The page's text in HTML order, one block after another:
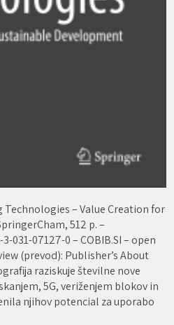
– Value Creation for
512 p. –
07127-0 – COBIB.SI – open
(prevod): Publisher’s About
raziskuje številne nove
5G, veriženjem blokov in
njihov potencial za uporabo